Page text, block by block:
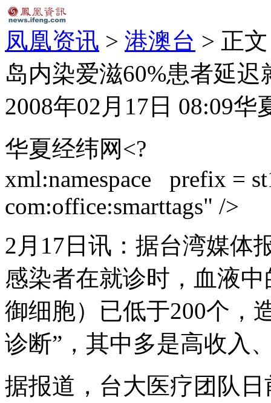
凤凰资讯 > 港澳台 > 正文
岛内染爱滋60%患者延
2008年02月17日 08:09华
华夏经纬网<?
xml:namespace prefix =
com:office:smarttags" />
2月17日讯：据台湾媒体
感染者在就诊时，血液
御细胞）已低于200个，
诊断”，其中多是高收入
据报道，台大医疗团队